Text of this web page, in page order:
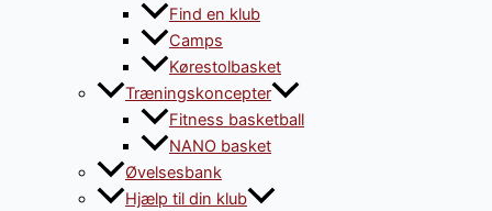
Find en klub
Camps
Kørestolbasket
Træningskoncepter
Fitness basketball
NANO basket
Øvelsesbank
Hjælp til din klub